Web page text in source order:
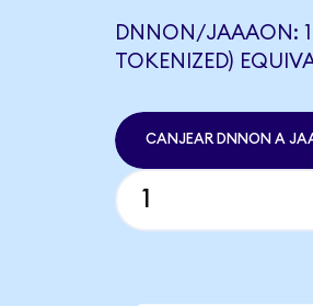
DNNON/JAAAON: 1
TOKENIZED)
CANJEAR DNNON A